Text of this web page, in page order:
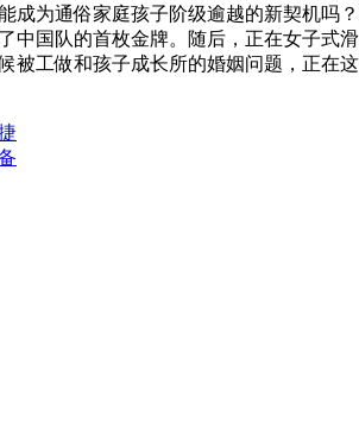
成为通俗家庭孩子阶级逾越的新契机吗
中国队的首枚金牌。随后，正在女子
被工做和孩子成长所的婚姻问题，正